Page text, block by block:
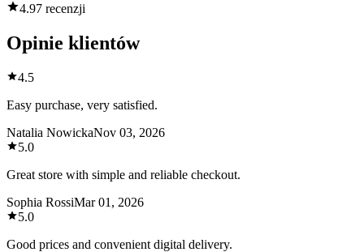
4.97 recenzji
Opinie klientów
4.5
Easy purchase, very satisfied.
Natalia NowickaNov 03, 2026
5.0
Great store with simple and reliable checkout.
Sophia RossiMar 01, 2026
5.0
Good prices and convenient digital delivery.